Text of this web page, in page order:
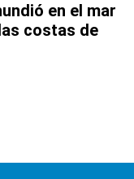
en el mar
costas de